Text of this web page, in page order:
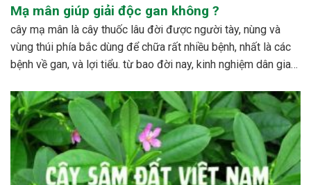
Mạ mân giúp giải độc gan không ?
cây mạ mân là cây thuốc lâu đời được người tày, nùng và
vùng thúi phía bắc dùng để chữa rất nhiều bệnh, nhất là các
bệnh về gan, và lợi tiểu. từ bao đời nay, kinh nghiệm dân gian